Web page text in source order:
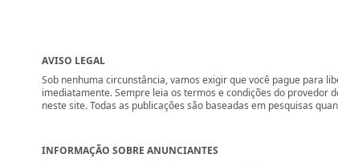
AVISO LEGAL
Sob nenhuma circunstância, vamos exigir que você pague para
imediatamente. Sempre leia os termos e condições do provedor
neste site. Todas as publicações são baseadas em pesquisas
INFORMAÇÃO SOBRE ANUNCIANTES